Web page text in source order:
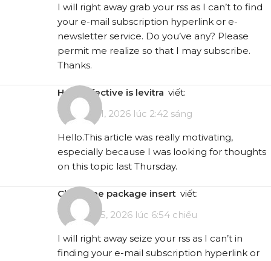
I will right away grab your rss as I can’t to find
your e-mail subscription hyperlink or e-
newsletter service. Do you’ve any? Please
permit me realize so that I may subscribe.
Thanks.
how effective is levitra viết:
Tháng 1 21, 2026 lúc 2:42 sáng
Hello.This article was really motivating,
especially because I was looking for thoughts
on this topic last Thursday.
clozapine package insert viết:
Tháng 1 25, 2026 lúc 6:54 chiều
I will right away seize your rss as I can’t in
finding your e-mail subscription hyperlink or